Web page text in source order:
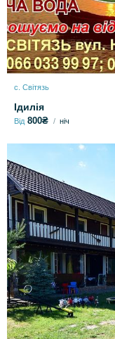
с. Світязь
Ідилія
Від 800₴ ніч